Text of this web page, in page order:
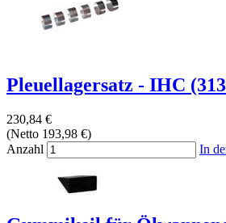
Pleuellagersatz - IHC
230,84 €
(Netto 193,98 €)
Anzahl
In